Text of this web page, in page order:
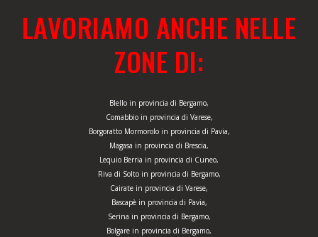
LAVORIAMO ANCHE NELLE
ZONE DI:
Blello in provincia di Bergamo,
Comabbio in provincia di Varese,
Borgoratto Mormorolo in provincia di Pavia,
Magasa in provincia di Brescia,
Lequio Berria in provincia di Cuneo,
Riva di Solto in provincia di Bergamo,
Cairate in provincia di Varese,
Bascapè in provincia di Pavia,
Serina in provincia di Bergamo,
Bolgare in provincia di Bergamo,